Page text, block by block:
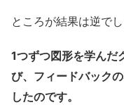
ところが結果は逆でし
1つずつ図形を学んだ
び、フィードバック
したのです。